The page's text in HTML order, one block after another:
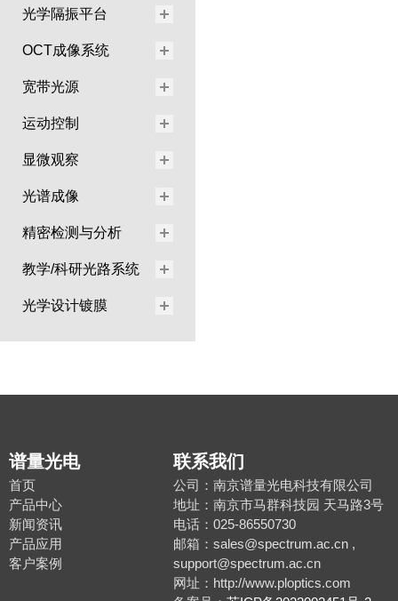
光学隔振平台
OCT成像系统
宽带光源
运动控制
显微观察
光谱成像
精密检测与分析
教学/科研光路系统
光学设计镀膜
谱量光电
首页
产品中心
新闻资讯
产品应用
客户案例
联系我们
公司：南京谱量光电科技有限公司
地址：南京市马群科技园 天马路3号
电话：025-86550730
邮箱：sales@spectrum.ac.cn ,
support@spectrum.ac.cn
网址：http://www.ploptics.com